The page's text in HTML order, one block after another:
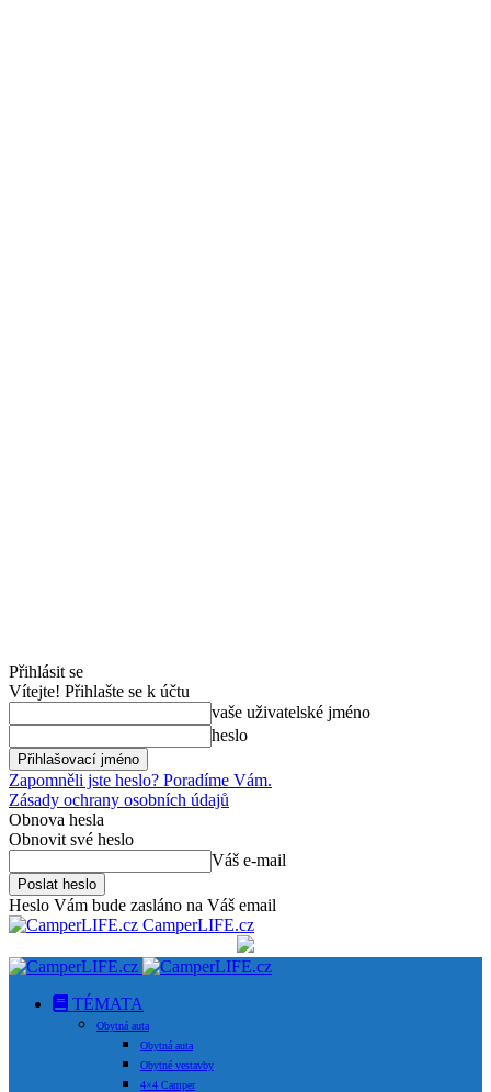
Přihlásit se
Vítejte! Přihlašte se k účtu
vaše uživatelské jméno
heslo
Zapomněli jste heslo? Poradíme Vám.
Zásady ochrany osobních údajů
Obnova hesla
Obnovit své heslo
Váš e-mail
Heslo Vám bude zasláno na Váš email
CamperLIFE.cz
TÉMATA
Obytná auta
Obytná auta
Obytné vestavby
4×4 Camper